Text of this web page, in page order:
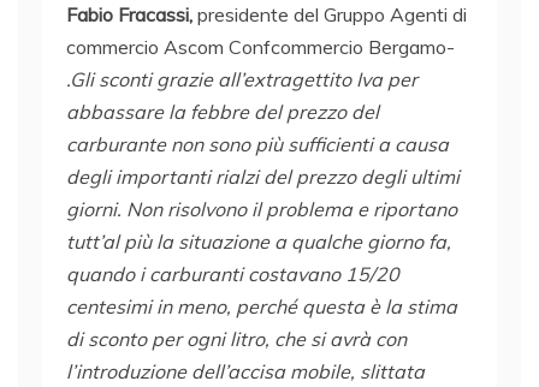
Fabio Fracassi, presidente del Gruppo Agenti di
commercio Ascom Confcommercio Bergamo-
.Gli sconti grazie all’extragettito Iva per
abbassare la febbre del prezzo del
carburante non sono più sufficienti a causa
degli importanti rialzi del prezzo degli ultimi
giorni. Non risolvono il problema e riportano
tutt’al più la situazione a qualche giorno fa,
quando i carburanti costavano 15/20
centesimi in meno, perché questa è la stima
di sconto per ogni litro, che si avrà con
l’introduzione dell’accisa mobile, slittata